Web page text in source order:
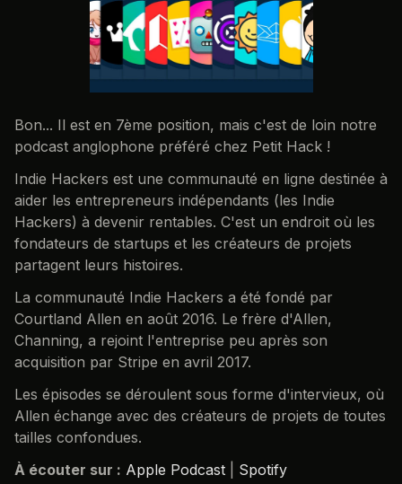
Bon... Il est en 7ème position, mais c'est de loin notre
podcast anglophone préféré chez Petit Hack !
Indie Hackers est une communauté en ligne destinée à
aider les entrepreneurs indépendants (les Indie
Hackers) à devenir rentables. C'est un endroit où les
fondateurs de startups et les créateurs de projets
partagent leurs histoires.
La communauté Indie Hackers a été fondé par
Courtland Allen en août 2016. Le frère d'Allen,
Channing, a rejoint l'entreprise peu après son
acquisition par Stripe en avril 2017.
Les épisodes se déroulent sous forme d'intervieux, où
Allen échange avec des créateurs de projets de toutes
tailles confondues.
À écouter sur : Apple Podcast
Spotify